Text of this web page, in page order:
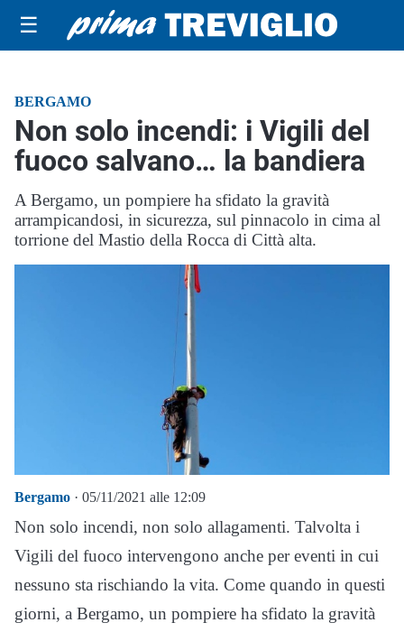
☰
BERGAMO
Non solo incendi: i Vigili del
fuoco salvano… la bandiera
A Bergamo, un pompiere ha sfidato la gravità
arrampicandosi, in sicurezza, sul pinnacolo in cima al
torrione del Mastio della Rocca di Città alta.
Bergamo · 05/11/2021 alle 12:09
Non solo incendi, non solo allagamenti. Talvolta i
Vigili del fuoco intervengono anche per eventi in cui
nessuno sta rischiando la vita. Come quando in questi
giorni, a Bergamo, un pompiere ha sfidato la gravità